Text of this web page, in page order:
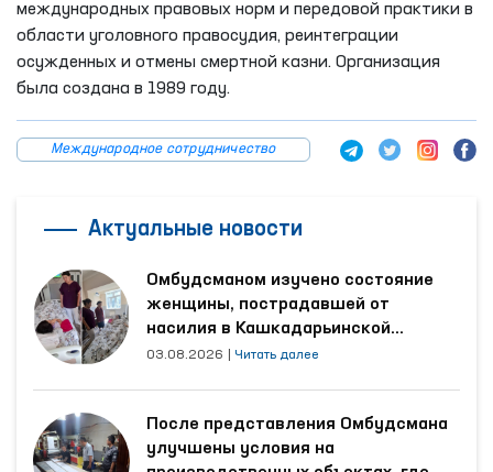
международных правовых норм и передовой практики в
области уголовного правосудия, реинтеграции
осужденных и отмены смертной казни. Организация
была создана в 1989 году.
Международное сотрудничество
Актуальные новости
Омбудсманом изучено состояние
женщины, пострадавшей от
насилия в Кашкадарьинской
области
03.08.2026 Читать далее
После представления Омбудсмана
улучшены условия на